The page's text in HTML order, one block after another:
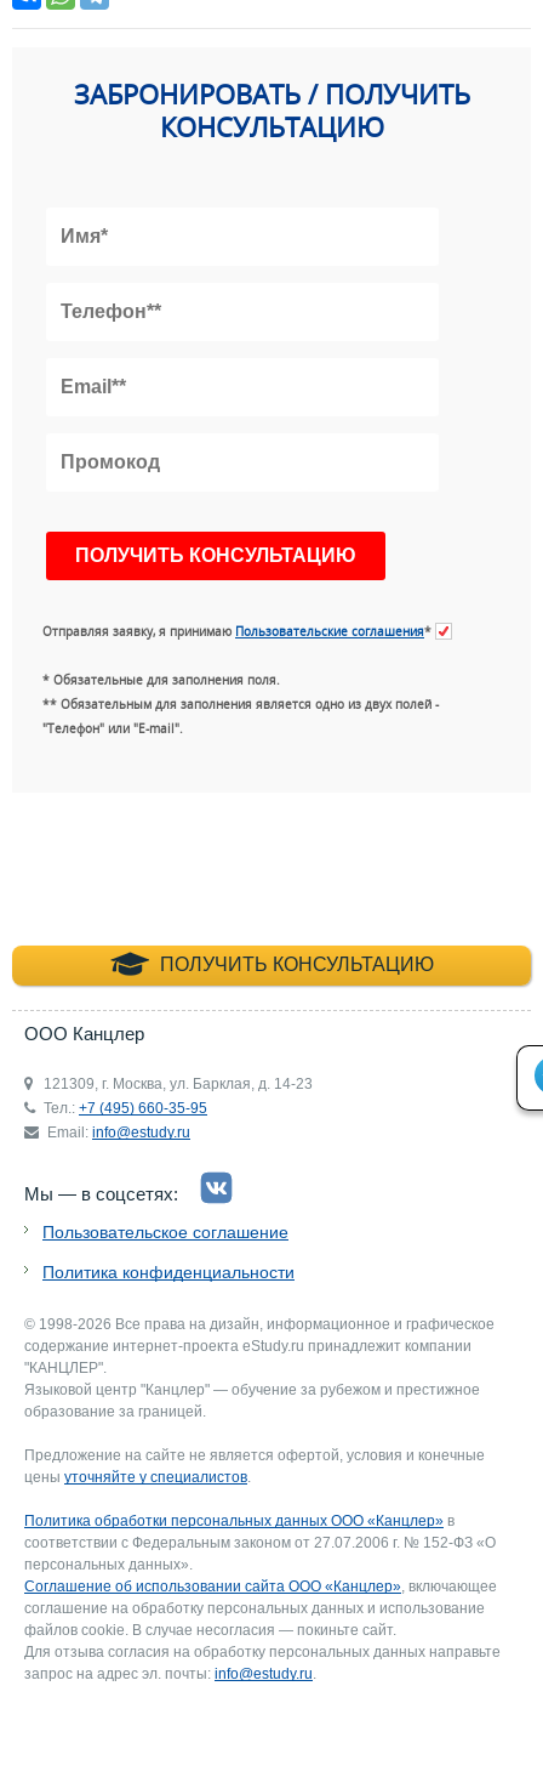
ЗАБРОНИРОВАТЬ / ПОЛУЧИТЬ
КОНСУЛЬТАЦИЮ
Отправляя заявку, я принимаю Пользовательские соглашения*
* Обязательные для заполнения поля.
** Обязательным для заполнения является одно из двух полей -
"Телефон" или "E-mail".
ПОЛУЧИТЬ КОНСУЛЬТАЦИЮ
+7 (495) 660-35-
ООО Канцлер
121309, г. Москва, ул. Барклая, д. 14-23
Тел.: +7 (495) 660-35-95
Email: info@estudy.ru
Мы — в соцсетях:
Пользовательское соглашение
Политика конфиденциальности
© 1998-2026 Все права на дизайн, информационное и графическое
содержание интернет-проекта eStudy.ru принадлежит компании
"КАНЦЛЕР".
Языковой центр "Канцлер" — обучение за рубежом и престижное
образование за границей.
Предложение на сайте не является офертой, условия и конечные
цены уточняйте у специалистов.
Политика обработки персональных данных ООО «Канцлер» в
соответствии с Федеральным законом от 27.07.2006 г. № 152-ФЗ «О
персональных данных».
Соглашение об использовании сайта ООО «Канцлер», включающее
соглашение на обработку персональных данных и использование
файлов cookie. В случае несогласия — покиньте сайт.
Для отзыва согласия на обработку персональных данных направьте
запрос на адрес эл. почты: info@estudy.ru.